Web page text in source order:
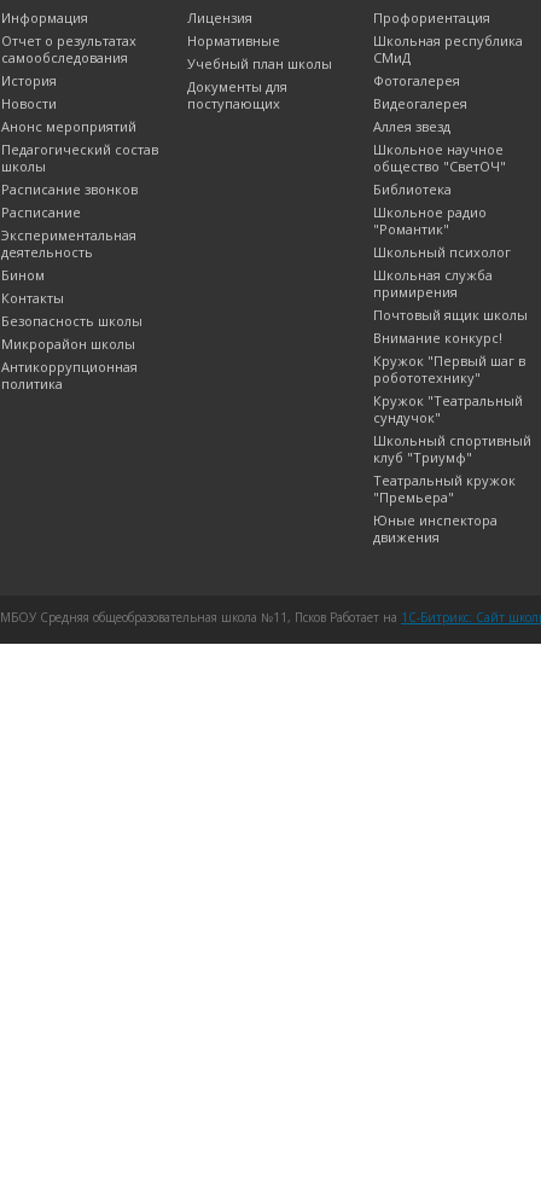
Информация
Отчет о результатах
самообследования
История
Новости
Анонс мероприятий
Педагогический состав
школы
Расписание звонков
Расписание
Экспериментальная
деятельность
Бином
Контакты
Безопасность школы
Микрорайон школы
Антикоррупционная
политика
Лицензия
Нормативные
Учебный план школы
Документы для
поступающих
Профориентация
Школьная республика
СМиД
Фотогалерея
Видеогалерея
Аллея звезд
Школьное научное
общество "СветОЧ"
Библиотека
Школьное радио
"Романтик"
Школьный психолог
Школьная служба
примирения
Почтовый ящик школы
Внимание конкурс!
Кружок "Первый шаг в
робототехнику"
Кружок "Театральный
сундучок"
Школьный спортивный
клуб "Триумф"
Театральный кружок
"Премьера"
Юные инспектора
движения
МБОУ Средняя общеобразовательная школа №11, Псков Работает на 1C-Битрикс: Сайт